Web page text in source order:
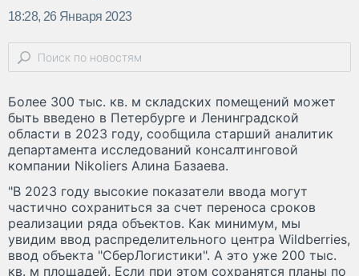
18:28, 26 Января 2023
Более 300 тыс. кв. м складских помещений может
быть введено в Петербурге и Ленинградской
области в 2023 году, сообщила старший аналитик
департамента исследований консалтинговой
компании Nikoliers Алина Базаева.
"В 2023 году высокие показатели ввода могут
частично сохраниться за счет переноса сроков
реализации ряда объектов. Как минимум, мы
увидим ввод распределительного центра Wildberries,
ввод объекта "СберЛогистики". А это уже 200 тыс.
кв. м площадей. Если при этом сохранятся планы по